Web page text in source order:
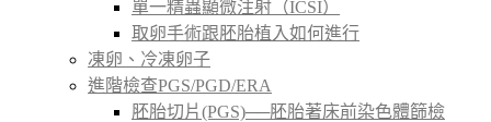
單一精蟲顯微注射（ICSI）
取卵手術跟胚胎植入如何進行
凍卵、冷凍卵子
進階檢查PGS/PGD/ERA
胚胎切片(PGS)──胚胎著床前染色體篩檢